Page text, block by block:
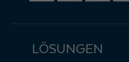
LÖSUNGEN